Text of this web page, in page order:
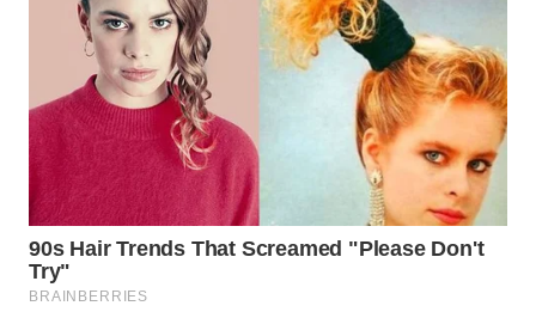
WN
KEPULAUAN
SERIBU
WN
TANGERANG
WN
BINJAI